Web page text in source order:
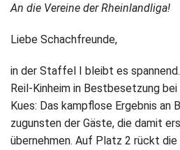
Kontakt
Impressum
An die Vereine der Rheinlandliga!
Liebe Schachfreunde,
in der Staffel I bleibt es
Reil-Kinheim in Bestbesetzung
Kues: Das kampflose Ergebnis
zugunsten der Gäste, die damit
übernehmen. Auf Platz 2 rückt